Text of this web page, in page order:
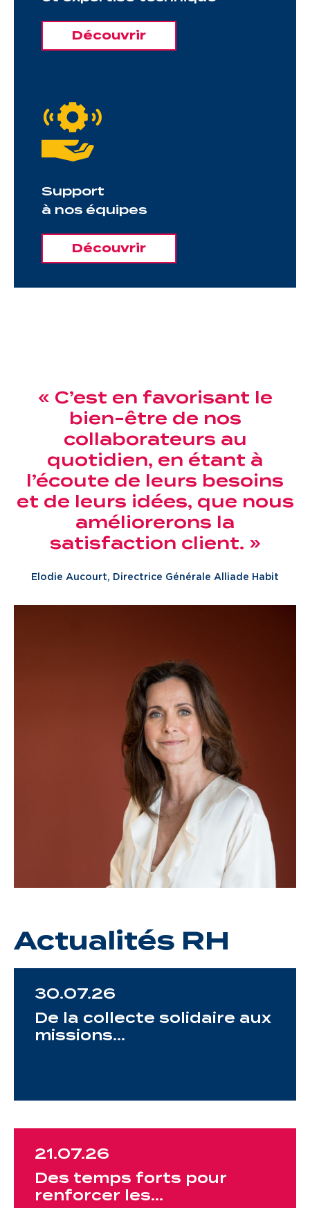
Découvrir
Support
à nos équipes
Découvrir
« C’est en favorisant le
bien-être de nos
collaborateurs au
quotidien, en étant à
l’écoute de leurs besoins
et de leurs idées, que nous
améliorerons la
satisfaction client. »
Elodie Aucourt, Directrice Générale Alliade Habit
Actualités RH
30.07.26
De la collecte solidaire aux
missions…
21.07.26
Des temps forts pour
renforcer les…